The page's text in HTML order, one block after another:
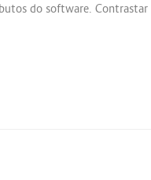
do software. Contrastar